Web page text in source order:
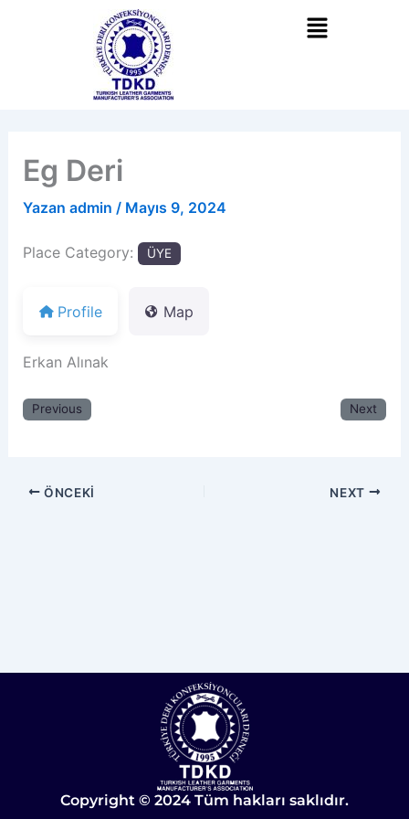
Eg Deri
Yazan admin / Mayıs 9, 2024
Place Category: ÜYE
Profile Map
Erkan Alınak
Previous Next
ÖNCEKI NEXT
Copyright © 2024 Tüm hakları saklıdır.